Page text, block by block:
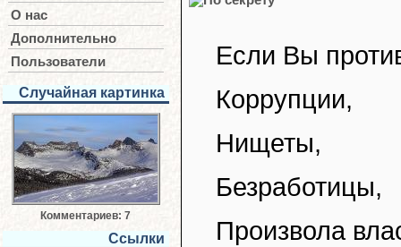
О нас
Дополнительно
Пользователи
Случайная картинка
Комментариев: 7
Ссылки
Если Вы
Коррупции,
Нищеты,
Безработицы,
Произвола